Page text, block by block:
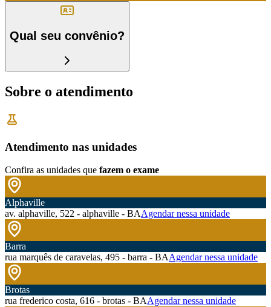
Qual seu convênio?
Sobre o atendimento
Atendimento nas unidades
Confira as unidades que fazem o exame
Alphaville
av. alphaville, 522 - alphaville - BAAgendar nessa unidade
Barra
rua marquês de caravelas, 495 - barra - BAAgendar nessa unidade
Brotas
rua frederico costa, 616 - brotas - BAAgendar nessa unidade